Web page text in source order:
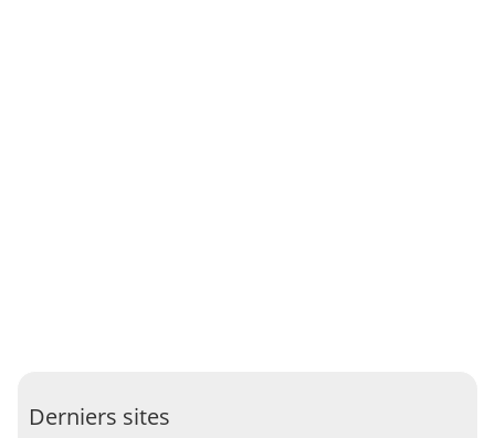
Derniers sites